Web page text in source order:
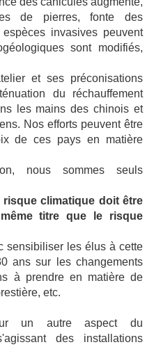
de pierres, fonte des
invasives peuvent
sont modifiés,
et ses préconisations
du réchauffement
les mains des chinois et
Nos efforts peuvent être
de ces pays en matière
nous sommes seuls
risque climatique doit être
titre que le risque
sensibiliser les élus à cette
ans sur les changements
à prendre en matière de
etc.
un autre aspect du
des installations